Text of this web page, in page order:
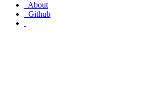
About
Github